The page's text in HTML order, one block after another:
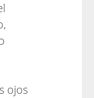
ojos